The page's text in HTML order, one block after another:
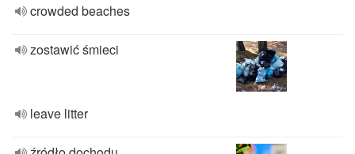
crowded beaches
zostawić śmieci
leave litter